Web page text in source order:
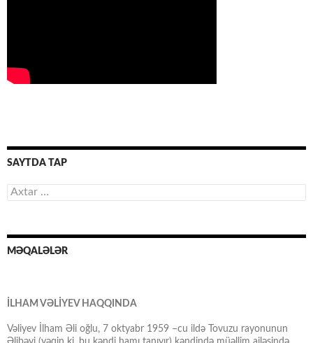
SAYTDA TAP
Axtarış:
MƏQALƏLƏR
İLHAM VƏLİYEV HAQQINDA
Vəliyev İlham Əli oğlu, 7 oktyabr 1959 –cu ildə Tovuzu rayonunun